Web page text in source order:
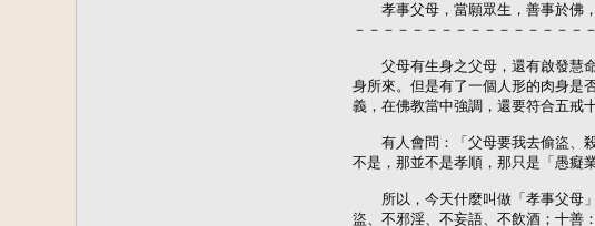
孝事父母，當願眾生，善事於佛，
－－－－－－－－－－－－－－－－
父母有生身之父母，還有啟發慧命
身所來。但是有了一個人形的肉身是
義，在佛教當中強調，還要符合五戒
有人會問：「父母要我去偷盜、
不是，那並不是孝順，那只是「愚癡
所以，今天什麼叫做「孝事父母
盜、不邪淫、不妄語、不飲酒；十善